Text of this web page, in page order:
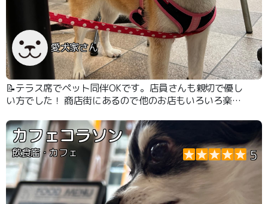
愛犬家さん
📝テラス席でペット同伴OKです。店員さんも親切で優し
い方でした！ 商店街にあるので他のお店もいろいろ楽し
カフェコラソン
飲食店・カフェ 5